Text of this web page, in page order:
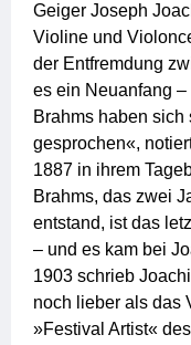
Geiger Joseph
Violine und
der Entfremdung
es ein Neuanfang
Brahms haben
gesprochen«,
1887 in ihrem
Brahms, das zwei
entstand, ist das
– und es kam bei
1903 schrieb
noch lieber als das
»Festival Artist«